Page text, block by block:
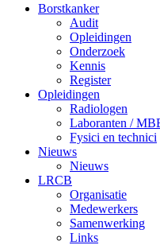
Borstkanker
Audit
Opleidingen
Onderzoek
Kennis
Register
Opleidingen
Radiologen
Laboranten /
Fysici en technici
Nieuws
Nieuws
LRCB
Organisatie
Medewerkers
Samenwerking
Links